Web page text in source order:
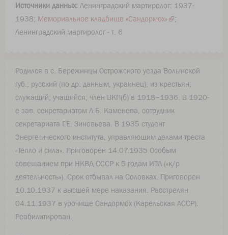
Источники данных: Ленинградский мартиролог: 1937-
1938; Мемориальное кладбище «Сандормох»
;
Ленинградский мартиролог - т. 6
Родился в с. Бережинцы Острожского уезда Волынской
губ.; русский (по др. данным, украинец); из крестьян;
служащий; учащийся; член ВКП(б) в 1918–1936. В 1920-
е зав. секретариатом Л.Б. Каменева, сотрудник
секретариата Г.Е. Зиновьева. В 1935 студент
Энергетического института, управляющим делами треста
«Тепло и сила». Приговорен 14.07.1935 Особым
совещанием при НКВД СССР к 5 годам ИТЛ («к/р
деятельность»). Срок отбывал на Соловках. Приговорен
10.10.1937 к высшей мере наказания. Расстрелян
04.11.1937 в урочище Сандормох (Карельская АССР).
Реабилитирован.